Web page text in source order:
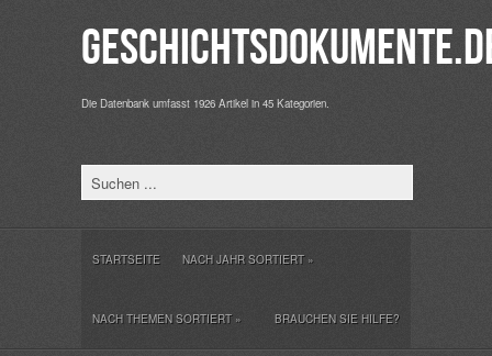
Die Datenbank umfasst 1926 Artikel in 45 Kategorien.
STARTSEITE NACH JAHR SORTIERT»
NACH THEMEN SORTIERT» BRAUCHEN SIE HILFE?